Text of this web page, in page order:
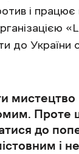
і
до
мистецтво
Проте
до
і